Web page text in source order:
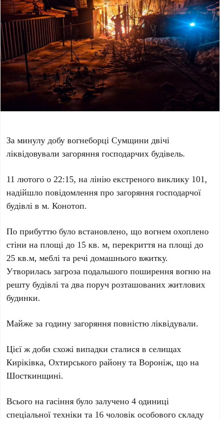
За минулу добу вогнеборці Сумщини двічі
ліквідовували загоряння господарчих будівель.
11 лютого о 22:15, на лінію екстреного виклику 101,
надійшло повідомлення про загоряння господарчої
будівлі в м. Конотоп.
По прибуттю було встановлено, що вогнем охоплено
стіни на площі до 15 кв. м, перекриття на площі до
25 кв.м, меблі та речі домашнього вжитку.
Утворилась загроза подальшого поширення вогню на
решту будівлі та два поруч розташованих житлових
будинки.
Майже за годину загоряння повністю ліквідували.
Цієї ж доби схожі випадки сталися в селищах
Киріківка, Охтирського району та Вороніж, що на
Шосткинщині.
Всього на гасіння було залучено 4 одиниці
спеціальної техніки та 16 чоловік особового складу